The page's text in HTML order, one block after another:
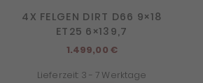
4X FELGEN DIRT D66 9×18
ET25 6×139,7
1.499,00 €
Lieferzeit: 3 - 7 Werktage